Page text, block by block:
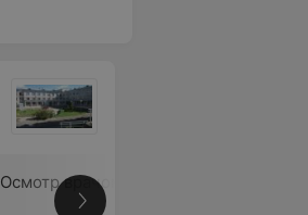
Осмотр врачом-неврологом